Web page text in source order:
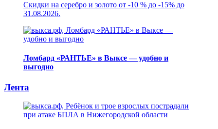
Скидки на серебро и золото от -10 % до -15% до
31.08.2026.
Ломбард «РАНТЬЕ» в Выксе — удобно и
выгодно
Лента